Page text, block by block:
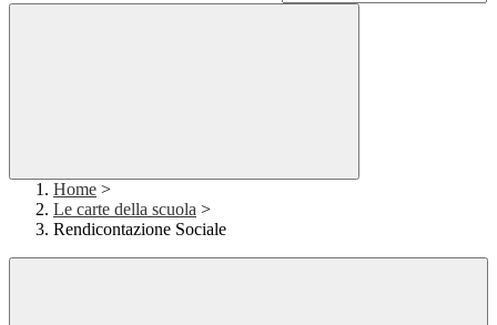
Home >
Le carte della scuola >
Rendicontazione Sociale